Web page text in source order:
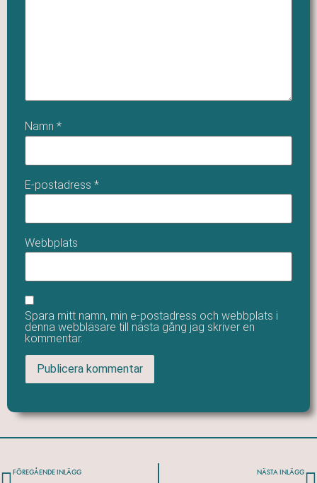
Namn *
E-postadress *
Webbplats
Spara mitt namn, min e-postadress och webbplats i
denna webbläsare till nästa gång jag skriver en
kommentar.
FÖREGÅENDE INLÄGG NÄSTA INLÄGG